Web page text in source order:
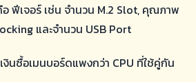
ฟีเจอร์ เช่น จำนวน M.2 Slot, คุณภาพ
และจำนวน USB Port
นซื้อเมนบอร์ดแพงกว่า CPU ที่ใช้คู่กัน